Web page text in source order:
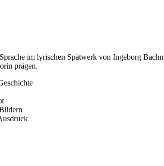
im lyrischen Spätwerk von Ingeborg
prägen.